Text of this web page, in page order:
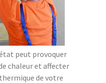
peut provoquer
chaleur et affecter
de votre